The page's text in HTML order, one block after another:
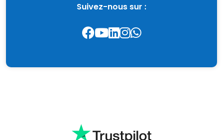
Suivez-nous sur :